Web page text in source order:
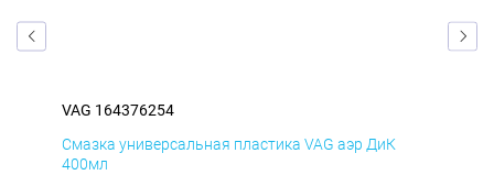
VAG 164376254
Смазка универсальная пластика VAG аэр ДиК
400мл